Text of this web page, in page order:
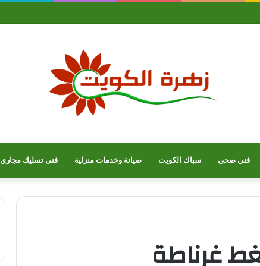
فني صحي سباك الكويت صيانة وخدمات منزلية فنى تسليك مجاري
غرناطة